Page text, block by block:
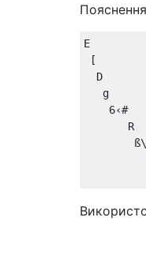
E
[
D
g
6‹#
R